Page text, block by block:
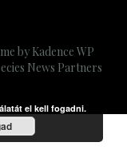
by Kadence WP
News Partners
el kell fogadni.